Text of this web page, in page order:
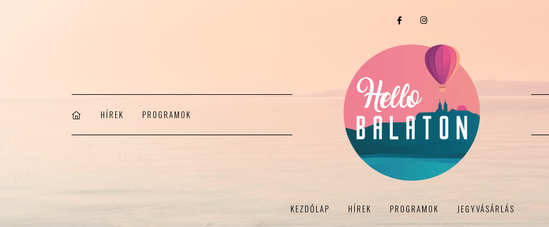
HÍREK PROGRAMOK
KEZDŐLAP HÍREK PROGRAMOK JEGYVÁSÁRLÁS